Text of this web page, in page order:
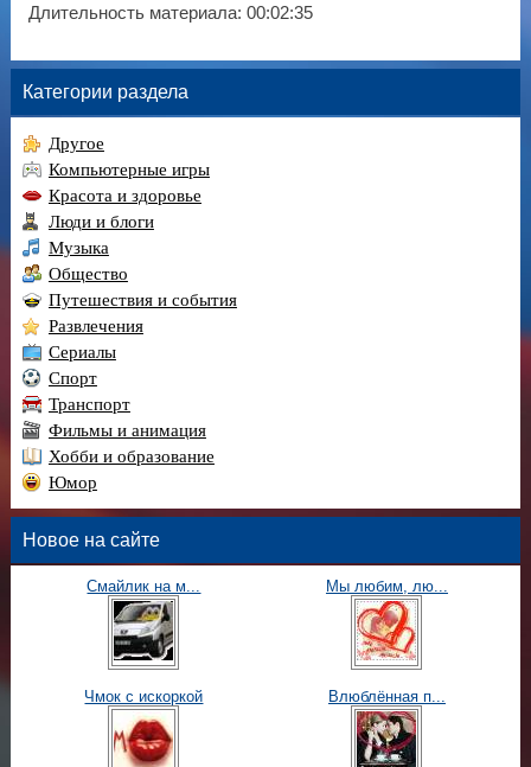
Длительность материала: 00:02:35
Категории раздела
Другое
Компьютерные игры
Красота и здоровье
Люди и блоги
Музыка
Общество
Путешествия и события
Развлечения
Сериалы
Спорт
Транспорт
Фильмы и анимация
Хобби и образование
Юмор
Новое на сайте
Смайлик на м... Мы любим, лю...
Чмок с искоркой Влюблённая п...